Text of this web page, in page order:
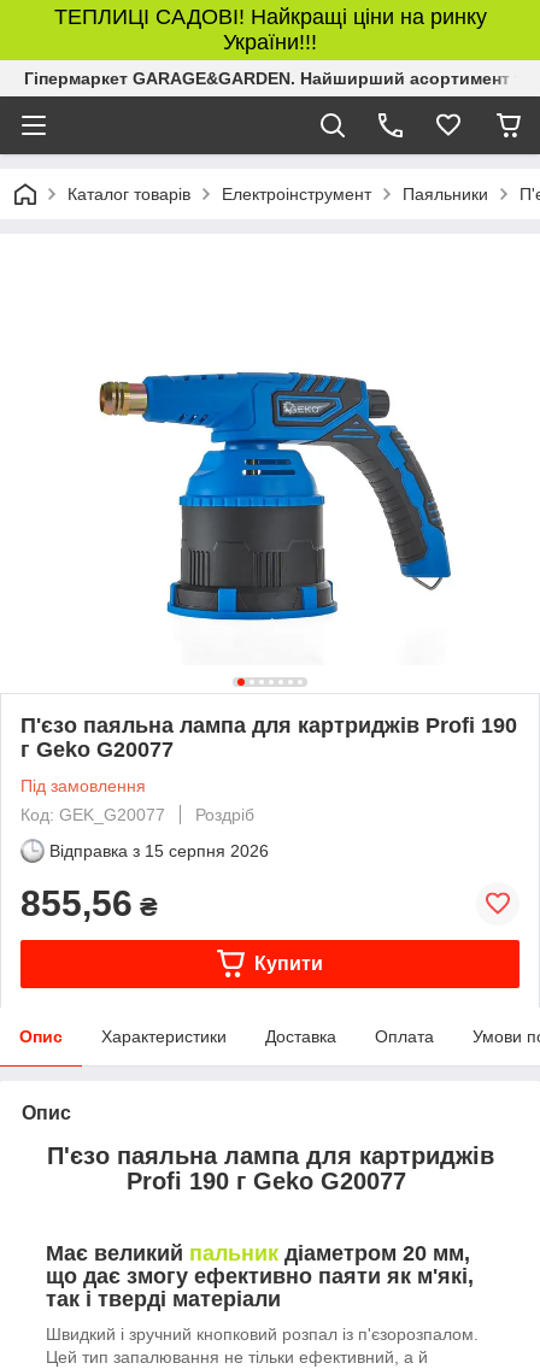
ТЕПЛИЦІ САДОВІ! Найкращі ціни на ринку
України!!!
Гіпермаркет GARAGE&GARDEN. Найширший асортимент
Каталог товарів Електроінструмент Паяльники
П'єзо паяльна лампа для картриджів Profi 190
г Geko G20077
Під замовлення
Код: GEK_G20077
Роздріб
Відправка з 15 серпня 2026
855,56 ₴
Купити
Опис Характеристики Доставка Оплата Умови
Опис
П'єзо паяльна лампа для картриджів
Profi 190 г Geko G20077
Має великий пальник діаметром 20 мм,
що дає змогу ефективно паяти як м'які,
так і тверді матеріали
Швидкий і зручний кнопковий розпал із п'єзорозпалом.
Цей тип запалювання не тільки ефективний, а й